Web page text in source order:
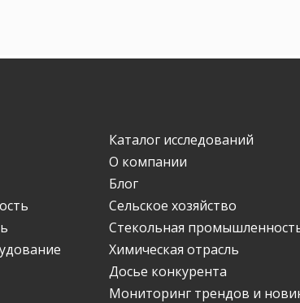
Каталог исследований
О компании
Блог
Сельское хозяйство
Стекольная
Химическая отрасль
Досье конкурента
Мониторинг трендов и